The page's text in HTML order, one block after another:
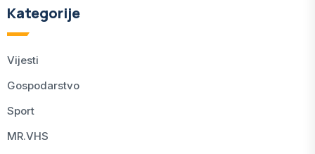
Kategorije
Vijesti
Gospodarstvo
Sport
MR.VHS